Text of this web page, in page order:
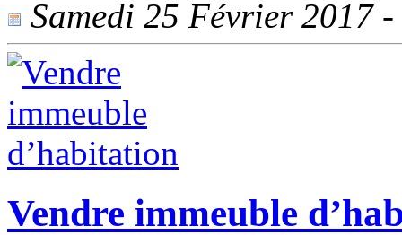
Samedi 25 Février 2017
Vendre immeuble